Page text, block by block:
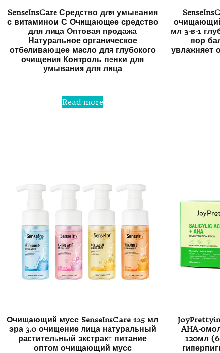
SenseInsCare Средство для умывания
с витамином С Очищающее средство
для лица Оптовая продажа
Натуральное органическое
отбеливающее масло для глубокого
очищения Контроль пенки для
умывания для лица
0
out
of
Read more
мл 3-в-1
пор
увлажняет
Очищающий мусс SenseInsCare 125 мл
эра 3.0 очищение лица натуральный
растительный экстракт питание
оптом очищающий мусс
AHA-
120мл